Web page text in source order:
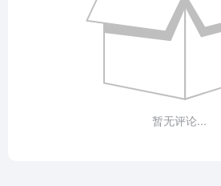
暂无评论...